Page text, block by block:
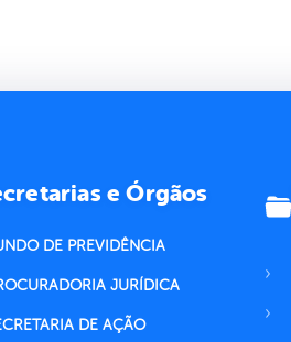
e Órgãos
DE PREVIDÊNCIA
JURÍDICA
DE AÇÃO